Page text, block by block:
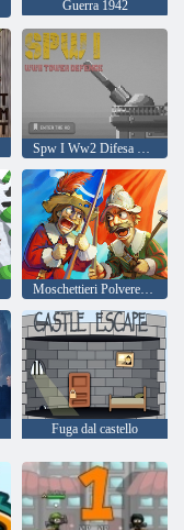
Guerra 1942
Spw I Ww2 Difesa della torre
Moschettieri Polvere da sparo contro Acciaio
Fuga dal castello